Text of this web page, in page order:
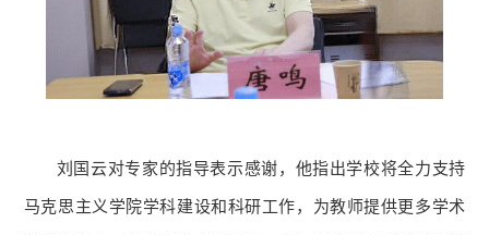
刘国云对专家的指导表示感谢，他指出学校将全力支持
马克思主义学院学科建设和科研工作，为教师提供更多学术